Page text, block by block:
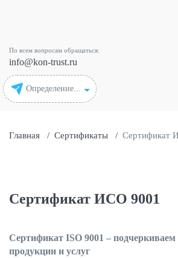
Определение...
По всем вопросам обращаться:
info@kon-trust.ru
Главная / Сертификаты / Сертификат
Сертификат ИСО 9001
Сертификат ISO 9001 – подчеркиваем
продукции и услуг